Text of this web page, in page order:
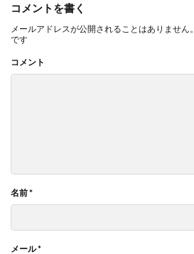
コメントを書く
メールアドレスが公開されることはありません。
です
コメント
名前*
メール*